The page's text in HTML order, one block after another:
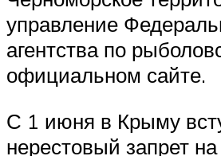
управление
агентства по
официальном сайте.
С 1 июня в Крыму
нерестовый запрет на